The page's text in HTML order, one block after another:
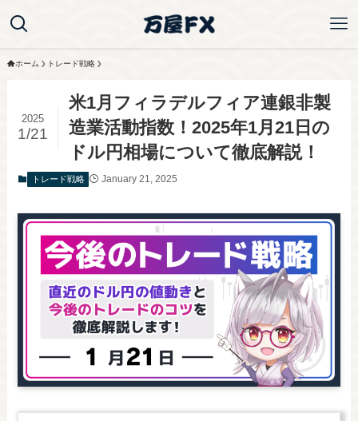
ホーム トレード戦略
米1月フィラデルフィア連銀非製
造業活動指数！2025年1月21日の
ドル円相場について徹底解説！
2025
1/21
トレード戦略 January 21, 2025